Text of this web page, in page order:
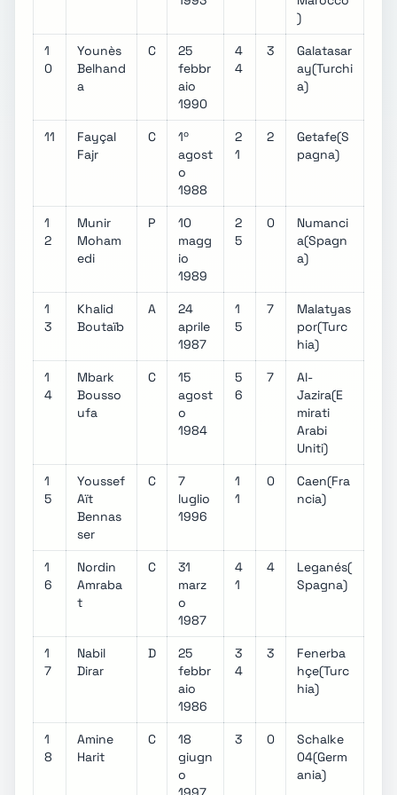
)
1
0
Younès
Belhand
a
C
25
febbr
aio
1990
4
4
3
Galatasar
ay(Turchi
a)
11
Fayçal
Fajr
C
1º
agost
o
1988
2
1
2
Getafe(S
pagna)
1
2
Munir
Moham
edi
P
10
magg
io
1989
2
5
0
Numanci
a(Spagn
a)
1
3
Khalid
Boutaïb
A
24
aprile
1987
1
5
7
Malatyas
por(Turc
hia)
1
4
Mbark
Bousso
ufa
C
15
agost
o
1984
5
6
7
Al-
Jazira(E
mirati
Arabi
Uniti)
1
5
Youssef
Aït
Bennas
ser
C
7
luglio
1996
1
1
0
Caen(Fra
ncia)
1
6
Nordin
Amraba
t
C
31
marz
o
1987
4
1
4
Leganés(
Spagna)
1
7
Nabil
Dirar
D
25
febbr
aio
1986
3
4
3
Fenerba
hçe(Turc
hia)
1
8
Amine
Harit
C
18
giugn
o
3 0
Schalke
04(Germ
ania)